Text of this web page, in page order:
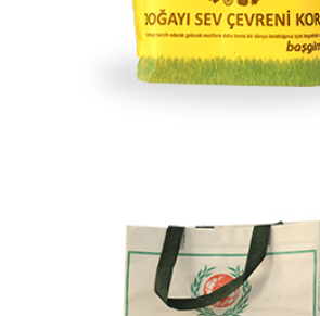
Alışveriş ve Market Bez Çanta
Alışveriş market için bez çanta | Çeşitleri | Fiyatları